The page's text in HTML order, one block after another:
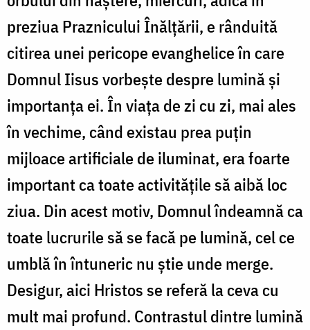
preziua Praznicului Înălțării, e rânduită
citirea unei pericope evanghelice în care
Domnul Iisus vorbește despre lumină și
importanța ei. În viața de zi cu zi, mai ales
în vechime, când existau prea puțin
mijloace artificiale de iluminat, era foarte
important ca toate activitățile să aibă loc
ziua. Din acest motiv, Domnul îndeamnă ca
toate lucrurile să se facă pe lumină, cel ce
umblă în întuneric nu știe unde merge.
Desigur, aici Hristos se referă la ceva cu
mult mai profund. Contrastul dintre lumină